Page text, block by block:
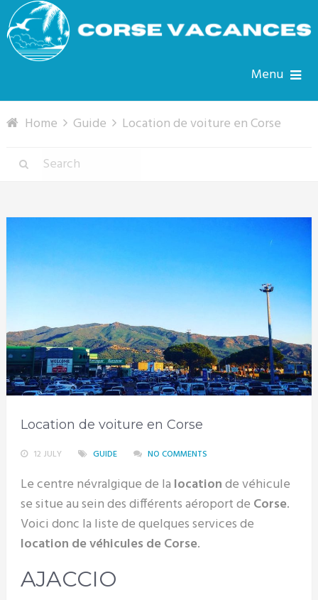
Menu
Home Guide Location de voiture en Corse
Location de voiture en Corse
12 JULY GUIDE NO COMMENTS
Le centre névralgique de la locationde véhicule
se situe au sein des différents aéroport de Corse.
Voici donc la liste de quelques services de
location de véhicules de Corse.
AJACCIO